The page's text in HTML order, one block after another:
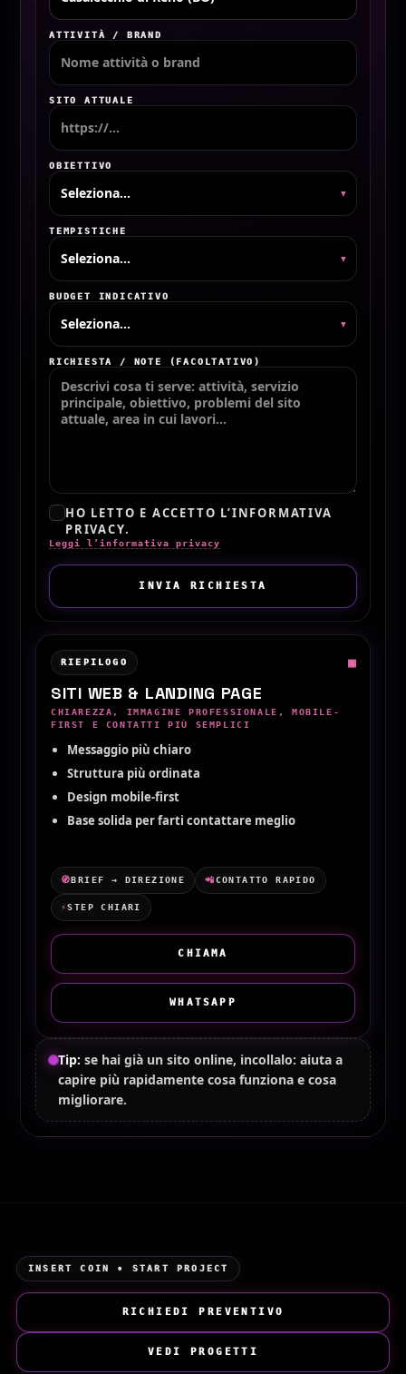
ATTIVITÀ / BRAND
SITO ATTUALE
OBIETTIVO
▾
TEMPISTICHE
▾
BUDGET INDICATIVO
▾
RICHIESTA / NOTE (FACOLTATIVO)
HO LETTO E ACCETTO L’INFORMATIVA
PRIVACY.
Leggi l’informativa privacy
INVIA RICHIESTA
RIEPILOGO ▣
SITI WEB & LANDING PAGE
CHIAREZZA, IMMAGINE PROFESSIONALE, MOBILE-
FIRST E CONTATTI PIÙ SEMPLICI
Messaggio più chiaro
Struttura più ordinata
Design mobile-first
Base solida per farti contattare meglio
🧭BRIEF → DIREZIONE 📲CONTATTO RAPIDO
⚡STEP CHIARI
CHIAMA
WHATSAPP
Tip: se hai già un sito online, incollalo: aiuta a
capire più rapidamente cosa funziona e cosa
migliorare.
INSERT COIN • START PROJECT
RICHIEDI PREVENTIVO
VEDI PROGETTI